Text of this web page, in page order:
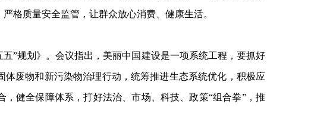
格质量安全监管，让群众放心消费、健康生活。
”规划》。会议指出，美丽中国建设是一项系统工程，要抓好
废物和新污染物治理行动，统筹推进生态系统优化，积极应
健全保障体系，打好法治、市场、科技、政策“组合拳”，推